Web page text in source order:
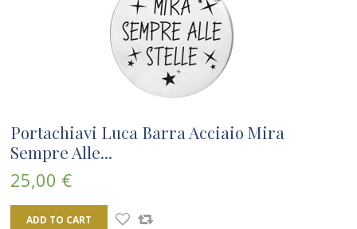
Portachiavi Luca Barra Acciaio Mira
Sempre Alle...
25,00 €
ADD TO CART